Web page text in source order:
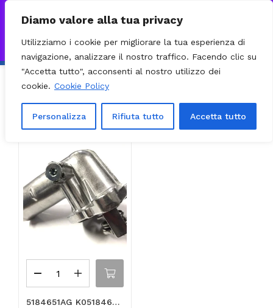
Diamo valore alla tua privacy
Utilizziamo i cookie per migliorare la tua esperienza di
navigazione, analizzare il nostro traffico. Facendo clic su
"Accetta tutto", acconsenti al nostro utilizzo dei
cookie. Cookie Policy
Personalizza Rifiuta tutto Accetta tutto
VISITA IL NOSTRO E-COMMERCE – SPEDIZIONI NAZIONALI E
INVIATE CON CORRIERE DHL EXPRESS - BRT - UPSIgnora
Visualizzazione del risultato
Filter
5184651AG K05184651AF K05184651AG K05184651AH Alloggiamento gruppo termostato in alluminio per Wrangler Grand Cherokee